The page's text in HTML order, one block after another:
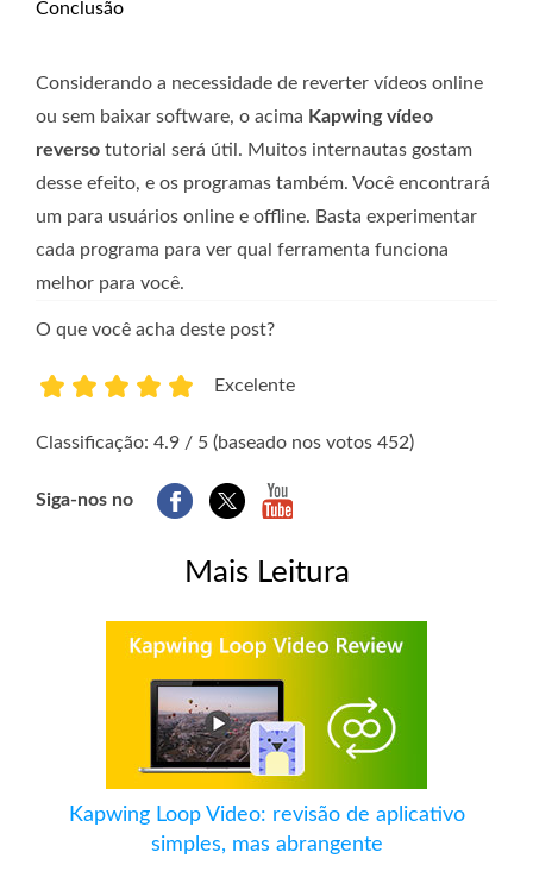
Conclusão
Considerando a necessidade de reverter vídeos online
ou sem baixar software, o acima Kapwing vídeo
reverso tutorial será útil. Muitos internautas gostam
desse efeito, e os programas também. Você encontrará
um para usuários online e offline. Basta experimentar
cada programa para ver qual ferramenta funciona
melhor para você.
O que você acha deste post?
Excelente
Classificação: 4.9 / 5 (baseado nos votos 452)
Siga-nos no
Mais Leitura
Kapwing Loop Video: revisão de aplicativo
simples, mas abrangente